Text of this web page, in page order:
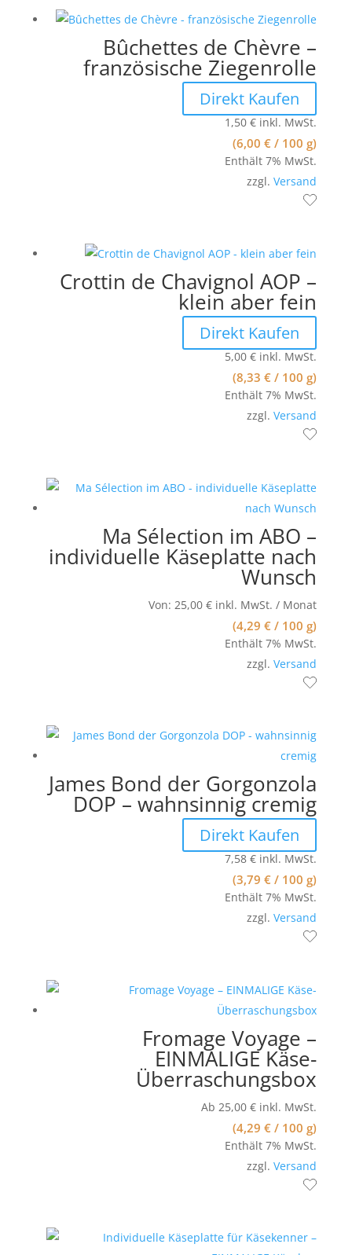
Bûchettes de Chèvre –
französische Ziegenrolle
Direkt Kaufen
1,50€ inkl. MwSt.
(6,00€ / 100 g)
Enthält 7% MwSt.
zzgl.Versand
Crottin de Chavignol AOP –
klein aber fein
Direkt Kaufen
5,00€ inkl. MwSt.
(8,33€ / 100 g)
Enthält 7% MwSt.
zzgl.Versand
Ma Sélection im ABO –
individuelle Käseplatte nach
Wunsch
Von: 25,00€ inkl. MwSt. / Monat
(4,29€ / 100 g)
Enthält 7% MwSt.
zzgl.Versand
James Bond der Gorgonzola
DOP – wahnsinnig cremig
Direkt Kaufen
7,58€ inkl. MwSt.
(3,79€ / 100 g)
Enthält 7% MwSt.
zzgl.Versand
Fromage Voyage –
EINMALIGE Käse-
Überraschungsbox
Ab 25,00€ inkl. MwSt.
(4,29€ / 100 g)
Enthält 7% MwSt.
zzgl.Versand